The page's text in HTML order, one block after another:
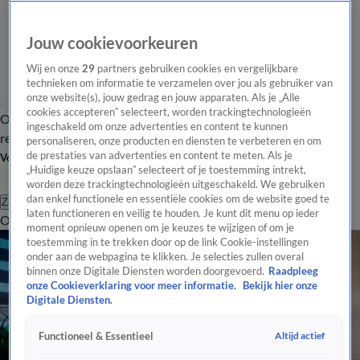
Overzicht Laatste nieuws Regionieuws Het beste van Hart
Tip de
redactie
Volg Hart van Nederland
Zoeken
OverzichtRegioUitzendingenWeerTip de redactiePanelVideo's
Jouw cookievoorkeuren
Wij en onze29 partners gebruiken cookies en vergelijkbare
technieken om informatie te verzamelen over jou als gebruiker van
onze website(s), jouw gedrag en jouw apparaten. Als je „Alle
cookies accepteren” selecteert, worden trackingtechnologieën
ingeschakeld om onze advertenties en content te kunnen
personaliseren, onze producten en diensten te verbeteren en om
de prestaties van advertenties en content te meten. Als je
„Huidige keuze opslaan” selecteert of je toestemming intrekt,
worden deze trackingtechnologieën uitgeschakeld. We gebruiken
dan enkel functionele en essentiële cookies om de website goed te
laten functioneren en veilig te houden. Je kunt dit menu op ieder
moment opnieuw openen om je keuzes te wijzigen of om je
toestemming in te trekken door op de link Cookie-instellingen
onder aan de webpagina te klikken. Je selecties zullen overal
binnen onze Digitale Diensten worden doorgevoerd. Raadpleeg
onze Cookieverklaring voor meer informatie.
Bekijk hier onze
Digitale Diensten.
Functioneel & Essentieel Altijd actief